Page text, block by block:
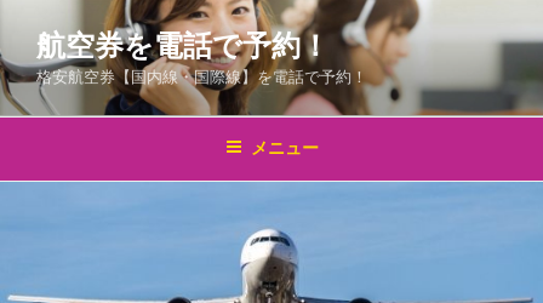
テ
ン
ス
航空券を電話で予約！
格安航空券【国内線・国際線】を電話で予約！
メニュー